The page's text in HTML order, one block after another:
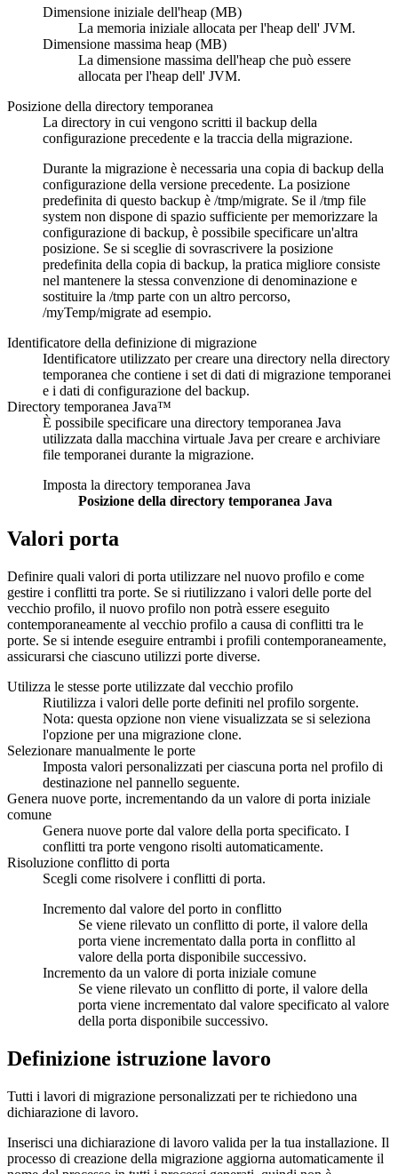
Dimensione iniziale dell'heap (MB)
La memoria iniziale allocata per l'heap dell' JVM.
Dimensione massima heap (MB)
La dimensione massima dell'heap che può essere
allocata per l'heap dell' JVM.
Posizione della directory temporanea
La directory in cui vengono scritti il backup della
configurazione precedente e la traccia della migrazione.
Durante la migrazione è necessaria una copia di backup della
configurazione della versione precedente. La posizione
predefinita di questo backup è /tmp/migrate. Se il /tmp file
system non dispone di spazio sufficiente per memorizzare la
configurazione di backup, è possibile specificare un'altra
posizione. Se si sceglie di sovrascrivere la posizione
predefinita della copia di backup, la pratica migliore consiste
nel mantenere la stessa convenzione di denominazione e
sostituire la /tmp parte con un altro percorso,
/myTemp/migrate ad esempio.
Identificatore della definizione di migrazione
Identificatore utilizzato per creare una directory nella directory
temporanea che contiene i set di dati di migrazione temporanei
e i dati di configurazione del backup.
Directory temporanea Java™
È possibile specificare una directory temporanea Java
utilizzata dalla macchina virtuale Java per creare e archiviare
file temporanei durante la migrazione.
Imposta la directory temporanea Java
Posizione della directory temporanea Java
Valori porta
Definire quali valori di porta utilizzare nel nuovo profilo e come
gestire i conflitti tra porte. Se si riutilizzano i valori delle porte del
vecchio profilo, il nuovo profilo non potrà essere eseguito
contemporaneamente al vecchio profilo a causa di conflitti tra le
porte. Se si intende eseguire entrambi i profili contemporaneamente,
assicurarsi che ciascuno utilizzi porte diverse.
Utilizza le stesse porte utilizzate dal vecchio profilo
Riutilizza i valori delle porte definiti nel profilo sorgente.
Nota: questa opzione non viene visualizzata se si seleziona
l'opzione per una migrazione clone.
Selezionare manualmente le porte
Imposta valori personalizzati per ciascuna porta nel profilo di
destinazione nel pannello seguente.
Genera nuove porte, incrementando da un valore di porta iniziale
comune
Genera nuove porte dal valore della porta specificato. I
conflitti tra porte vengono risolti automaticamente.
Risoluzione conflitto di porta
Scegli come risolvere i conflitti di porta.
Incremento dal valore del porto in conflitto
Se viene rilevato un conflitto di porte, il valore della
porta viene incrementato dalla porta in conflitto al
valore della porta disponibile successivo.
Incremento da un valore di porta iniziale comune
Se viene rilevato un conflitto di porte, il valore della
porta viene incrementato dal valore specificato al valore
della porta disponibile successivo.
Definizione istruzione lavoro
Tutti i lavori di migrazione personalizzati per te richiedono una
dichiarazione di lavoro.
Inserisci una dichiarazione di lavoro valida per la tua installazione. Il
processo di creazione della migrazione aggiorna automaticamente il